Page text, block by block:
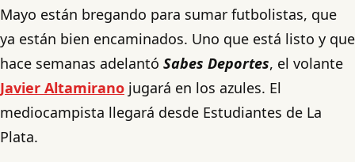
Mayo están bregando para sumar futbolistas, que
ya están bien encaminados. Uno que está listo y que
hace semanas adelantó Sabes Deportes, el volante
Javier Altamirano jugará en los azules. El
mediocampista llegará desde Estudiantes de La
Plata.